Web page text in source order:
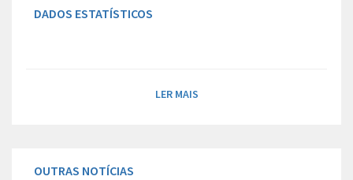
DADOS ESTATÍSTICOS
LER MAIS
OUTRAS NOTÍCIAS